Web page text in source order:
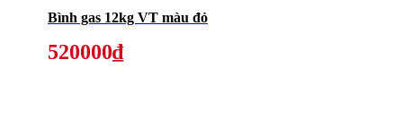
Bình gas 12kg VT màu đỏ
520000₫